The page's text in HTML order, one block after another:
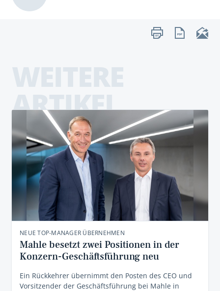
ARTIKEL
NEUE TOP-MANAGER ÜBERNEHMEN
Mahle besetzt zwei Positionen in der
Konzern-Geschäftsführung neu
Ein Rückkehrer übernimmt den Posten des CEO und
Vorsitzender der Geschäftsführung bei Mahle in